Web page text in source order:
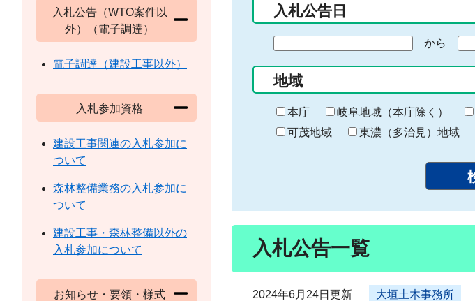
入札公告日
の
始
ま
り
から
終
わ
り
地域
本庁 岐阜地域（本庁除く）
可茂地域
東濃（多治見）地域
入札公告一覧
2024年6月24日更新 大垣土木事務所
入札公告（WTO案件以
外）（電子調達）
電子調達（建設工事以外）
入札参加資格
建設工事関連の入札参加に
ついて
森林整備業務の入札参加に
ついて
建設工事・森林整備以外の
入札参加について
お知らせ・要領・様式